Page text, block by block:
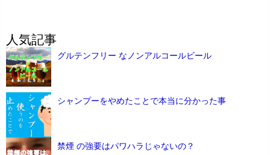
人気記事
グルテンフリー なノンアルコールビール
シャンプーをやめたことで本当に分かった事
禁煙 の強要はパワハラじゃないの？